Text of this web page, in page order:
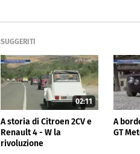
SUGGERITI
02:11
A storia di Citroen 2CV e
Renault 4 - W la
rivoluzione
A
GT